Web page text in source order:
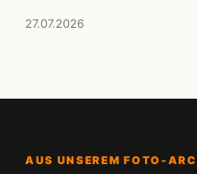
27.07.2026
AUS UNSEREM FOTO-